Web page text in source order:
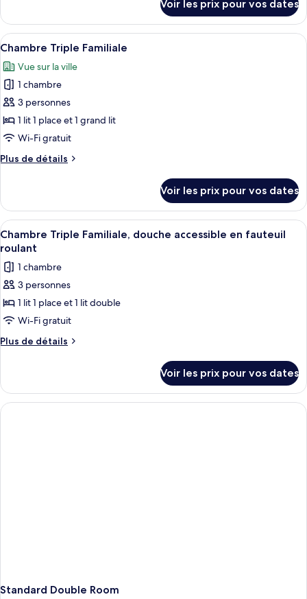
Standard
le
type
de
Chambre
Triple
Standard
Voir les prix pour vos dates
Afficher
toutes
les
photos
pour
ce
type
chambre :
Familiale
Une chambre d’hôtel avec deux lits,
2
Chambre Triple Familiale
Vue sur la ville
1 chambre
3 personnes
1 lit 1 place et 1 grand lit
Wi-Fi gratuit
Plus de détails
Plus
le
type
de
chambre
Triple
Familiale
Voir les prix pour vos dates
Afficher
toutes
les
photos
pour
ce
type
de
Triple
Familiale,
douche
Une chambre d’hôtel avec deux lits,
3
Chambre Triple Familiale, douche accessible en fauteuil
roulant
1 chambre
3 personnes
1 lit 1 place et 1 lit double
Wi-Fi gratuit
Plus de détails
Plus
le
type
de
Voir les prix pour vos dates
Standard Double Room